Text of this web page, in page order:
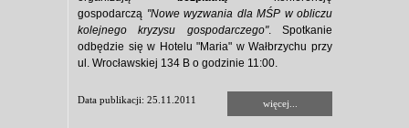
gospodarczą "Nowe wyzwania dla MŚP w obliczu
kolejnego kryzysu gospodarczego". Spotkanie
odbędzie się w Hotelu "Maria" w Wałbrzychu przy
ul. Wrocławskiej 134 B o godzinie 11:00.
Data publikacji: 25.11.2011 więcej...